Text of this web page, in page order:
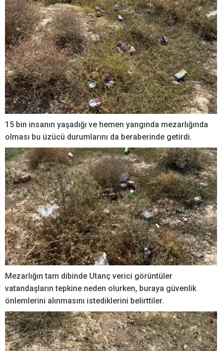
15 bin insanın yaşadığı ve hemen yangında mezarlığında
olması bu üzücü durumlarını da beraberinde getirdi.
Mezarlığın tam dibinde Utanç verici görüntüler
vatandaşların tepkine neden olurken, buraya güvenlik
önlemlerini alınmasını istediklerini belirttiler.